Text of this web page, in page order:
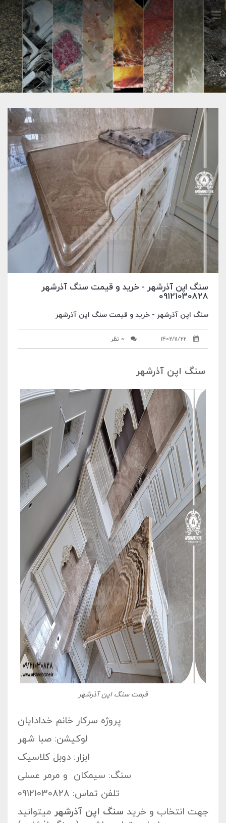
معرفي سايت ها سنگ اپن آذرشهر - خرید و قیمت سنگ آذرشهر 09121030828
سنگ اپن آذرشهر - خرید و قیمت سنگ آذرشهر
09121030828
سنگ اپن آذرشهر - خرید و قیمت سنگ اپن آذرشهر
1402/11/22 0 نظر
قبمت سنگ اپن آذرشهر
پروژه سرکار خانم خدادایان
لوکیشن: صبا شهر
ابزار: دوبل کلاسیک
سنگ: سیمکان و مرمر عسلی
تلفن تماس: 09121030828
جهت انتخاب و خرید سنگ اپن آذرشهر میتوانید